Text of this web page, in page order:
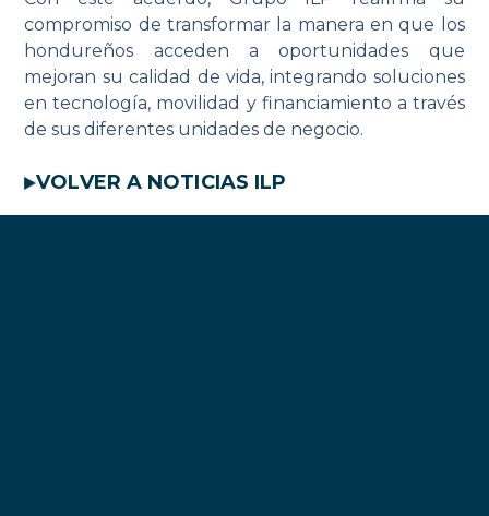
compromiso de transformar la manera en que los
hondureños acceden a oportunidades que
mejoran su calidad de vida, integrando soluciones
en tecnología, movilidad y financiamiento a través
de sus diferentes unidades de negocio.
VOLVER A NOTICIAS ILP